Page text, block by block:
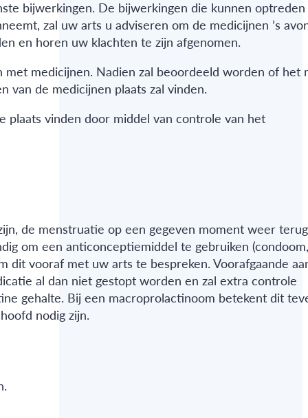
bijwerkingen. De bijwerkingen die kunnen optreden
zal uw arts u adviseren om de medicijnen ’s
en horen uw klachten te zijn afgenomen.
medicijnen. Nadien zal beoordeeld worden of het
van de medicijnen plaats zal vinden.
plaats vinden door middel van controle van het
de menstruatie op een gegeven moment weer
om een anticonceptiemiddel te gebruiken (condoom,
vooraf met uw arts te bespreken. Voorafgaande
al dan niet gestopt worden en zal extra controle
gehalte. Bij een macroprolactinoom betekent dit
nodig zijn.